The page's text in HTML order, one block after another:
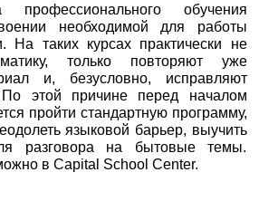
профессионального обучения
необходимой для работы
На таких курсах практически не
только повторяют уже
и, безусловно, исправляют
этой причине перед началом
пройти стандартную программу,
языковой барьер, выучить
разговора на бытовые темы.
в Capital School Center.